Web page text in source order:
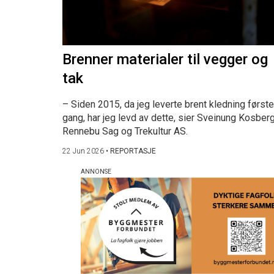
Brenner materialer til vegger og
tak
– Siden 2015, da jeg leverte brent kledning første
gang, har jeg levd av dette, sier Sveinung
Rennebu Sag og Trekultur AS.
22 Jun 2026 • REPORTASJE